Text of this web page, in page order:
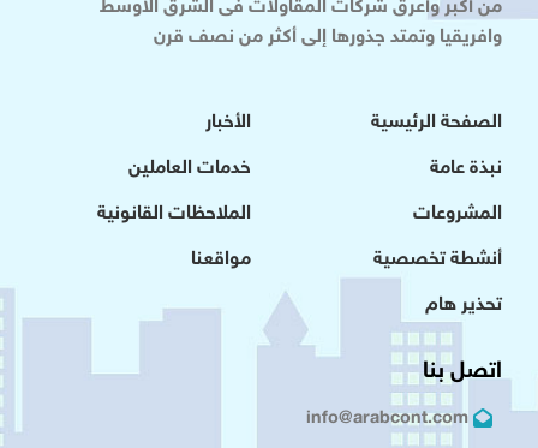
من أكبر وأعرق شركات المقاولات فى الشرق الاوسط
وافريقيا وتمتد جذورها إلى أكثر من نصف قرن
الصفحة الرئيسية
نبذة عامة
المشروعات
أنشطة تخصصية
تحذير هام
الأخبار
خدمات العاملين
الملاحظات القانونية
مواقعنا
اتصل بنا
info@arabcont.com